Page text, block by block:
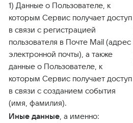
1) Данные о Пользователе, к
которым Сервис получает доступ
в связи с регистрацией
пользователя в Почте Mail (адрес
электронной почты), а также
данные о Пользователе, к
которым Сервис получает доступ
в связи с созданием события
(имя, фамилия).
Иные данные, а именно: